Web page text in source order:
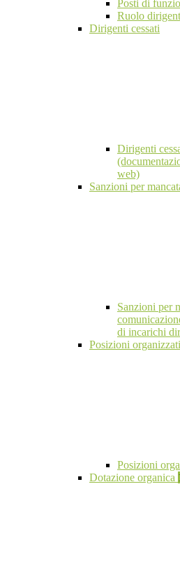
Posti di
Ruolo
Dirigenti cessati
Dirigenti
web)
Sanzioni per
Sanzioni per
di incarichi
Posizioni
Posizioni
Dotazione organica